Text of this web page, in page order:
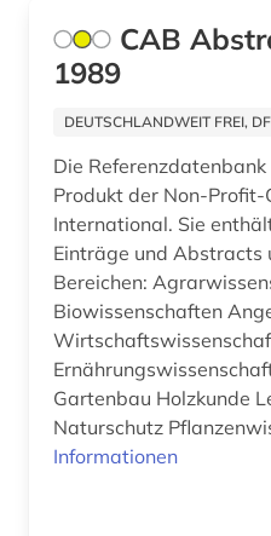
atlas (1)
audiotechnik (1)
aufbereitung (1)
CAB
1989
DEUTSCHLANDWEIT FREI,
Die
Produkt der Non-
International. Sie
Einträge und Abstracts
Bereichen: Agrarwissenschaften Angewandte
Biowissenschaften
Gartenbau Holzkunde
Naturschutz
Informationen